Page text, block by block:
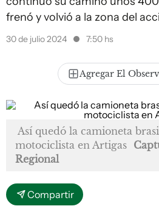
frenó y volvió a la zona del
30 de julio 2024 7:50 hs
Agregar El
Así quedó la camioneta
motociclista en Artigas
Regional
Compartir